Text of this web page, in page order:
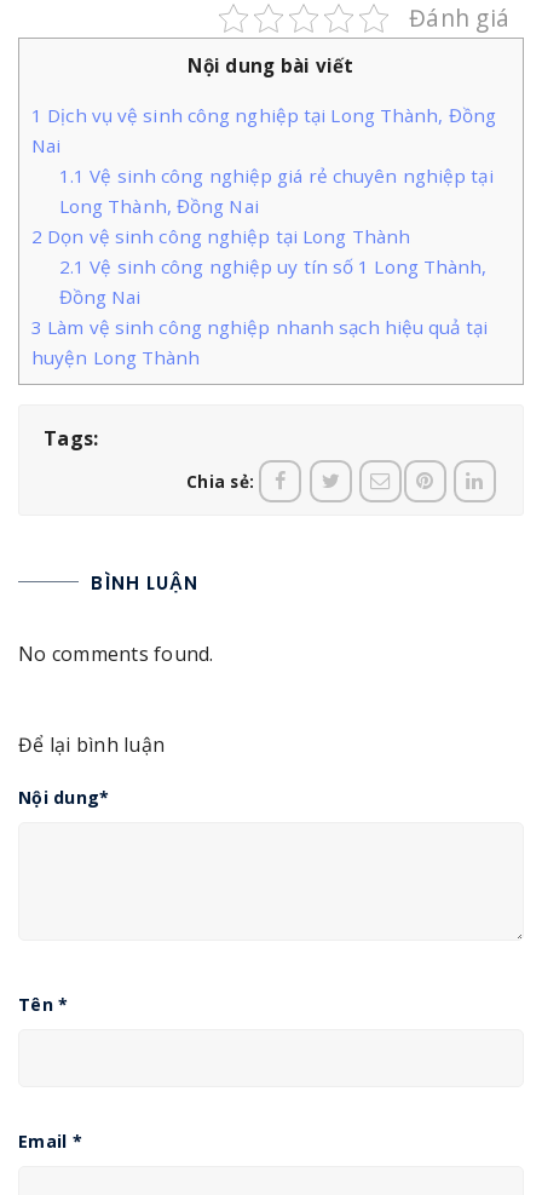
Đánh giá
Nội dung bài viết
1 Dịch vụ vệ sinh công nghiệp tại Long Thành, Đồng
Nai
1.1 Vệ sinh công nghiệp giá rẻ chuyên nghiệp tại
Long Thành, Đồng Nai
2 Dọn vệ sinh công nghiệp tại Long Thành
2.1 Vệ sinh công nghiệp uy tín số 1 Long Thành,
Đồng Nai
3 Làm vệ sinh công nghiệp nhanh sạch hiệu quả tại
huyện Long Thành
Tags:
Chia sẻ:
BÌNH LUẬN
No comments found.
Để lại bình luận
Nội dung*
Tên *
Email *